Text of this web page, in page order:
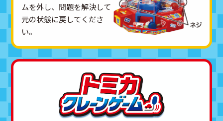
ムを外し、問題を解決して
元の状態に戻してくださ
い。